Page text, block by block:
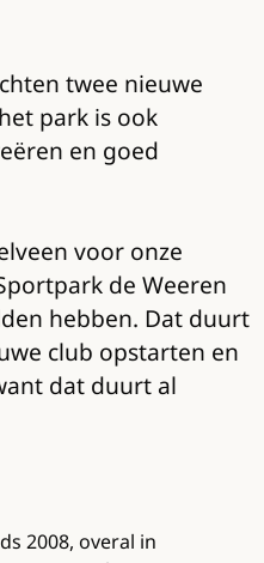
twee nieuwe
park is ook
en goed
voor onze
de Weeren
hebben. Dat duurt
club opstarten en
dat duurt al
2008, overal in